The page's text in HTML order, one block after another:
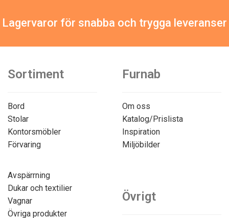
Lagervaror för snabba och trygga leveranser
Sortiment
Bord
Stolar
Kontorsmöbler
Förvaring
Avspärrning
Dukar och textilier
Vagnar
Övriga produkter
Furnab
Om oss
Katalog/Prislista
Inspiration
Miljöbilder
Övrigt